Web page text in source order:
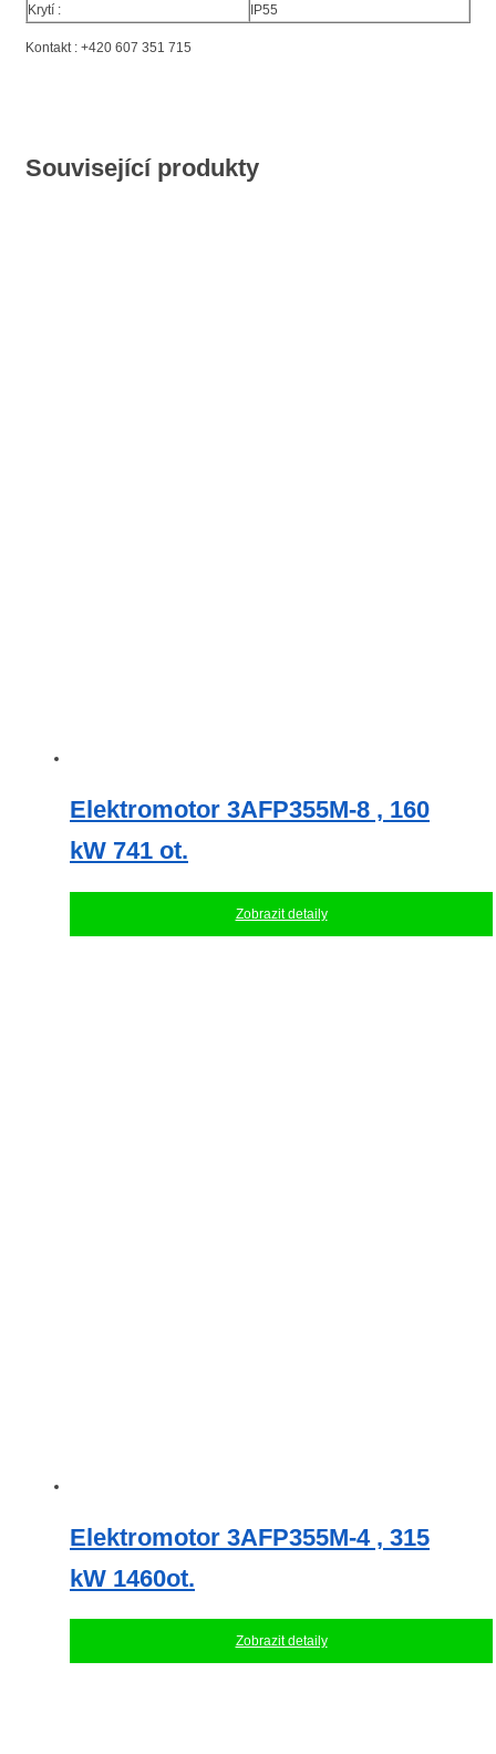
Krytí :
IP55
Kontakt : +420 607 351 715
Související produkty
Elektromotor 3AFP355M-8 , 160
kW 741 ot.
Zobrazit detaily
Elektromotor 3AFP355M-4 , 315
kW 1460ot.
Zobrazit detaily